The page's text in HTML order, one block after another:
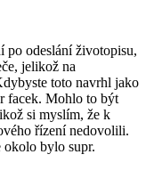
po odeslání životopisu,
jelikož na
toto navrhl jako
facek. Mohlo to být
si myslím, že k
řízení nedovolili.
okolo bylo supr.